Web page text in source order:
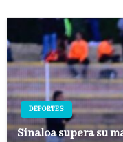
DEPORTES
Sinaloa supera su